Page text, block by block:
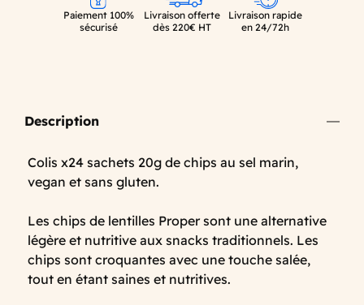
Paiement 100%
sécurisé
Livraison offerte
dès 220€ HT
Livraison rapide
en 24/72h
Description
Colis x24 sachets 20g de chips au sel marin,
vegan et sans gluten.
Les chips de lentilles Proper sont une alternative
légère et nutritive aux snacks traditionnels. Les
chips sont croquantes avec une touche salée,
tout en étant saines et nutritives.